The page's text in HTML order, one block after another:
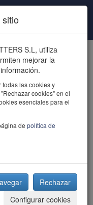
S.L, utiliza
mejorar la
todas las cookies y
cookies" en el
esenciales para el
de política de
Rechazar
Configurar cookies